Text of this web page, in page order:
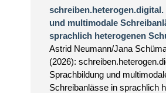
und multimodale
sprachlich heterogenen
Astrid Neumann/Jana
(2026):
Sprachbildung und
Schreibanlässe in sprachlich